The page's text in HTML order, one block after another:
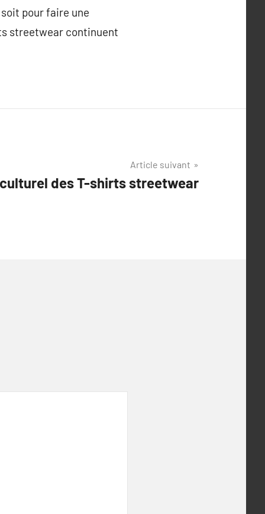
pour faire une
streetwear continuent
Article suivant
des T-shirts streetwear